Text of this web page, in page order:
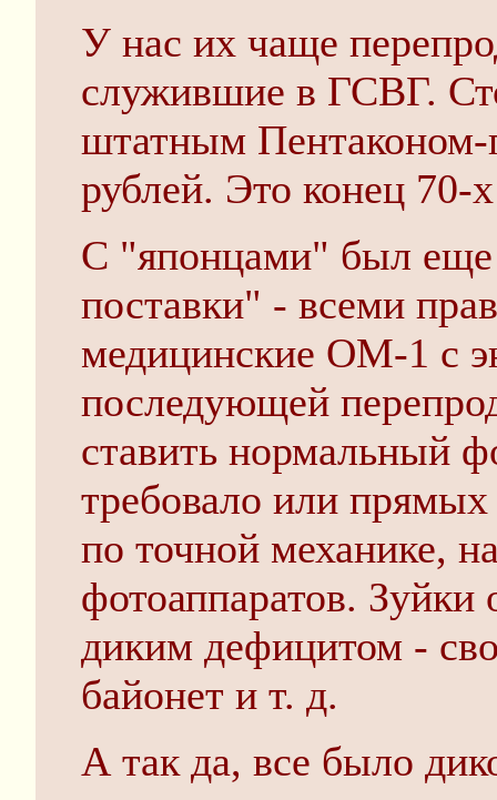
У нас их чаще
служившие в ГСВГ.
штатным Пентаконом-
рублей. Это конец 70-
С "японцами" был еще
поставки" - всеми
медицинские OM-1 с
последующей
ставить нормальный
требовало или
по точной механике,
фотоаппаратов.
диким дефицитом -
байонет и т. д.
А так да, все было